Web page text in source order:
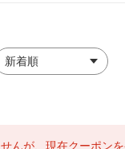
んが、現在クーポン